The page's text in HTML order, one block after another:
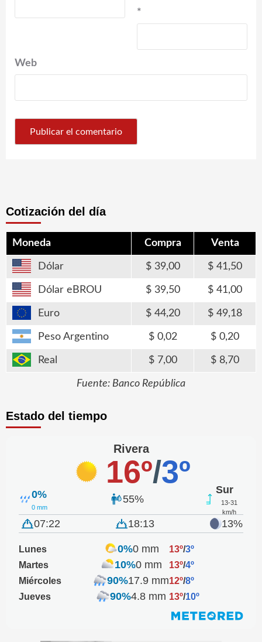
*
Web
Cotización del día
Moneda Compra Venta
Dólar 39,00 41,50
Dólar eBROU 39,50 41,00
Euro 44,20 49,18
Peso Argentino 0,02 0,20
Real 7,00 8,70
Fuente: Banco República
Estado del tiempo
Rivera
16º/3º
0%
0 mm
55%
Sur
13-31
km/h
07:22 18:13 13%
Lunes 0%0 mm 13º/3º
Martes
10%0 mm 13º/4º
Miércoles
90%17.9 mm12º/8º
Jueves
90%4.8 mm 13º/10º